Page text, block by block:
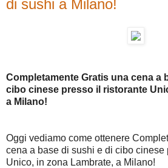
di sushi a Milano!
Completamente Gratis una cena a
cibo cinese presso il ristorante
a Milano!
Oggi vediamo come ottenere
cena a base di sushi e di cibo cinese
Unico, in zona Lambrate, a Milano!